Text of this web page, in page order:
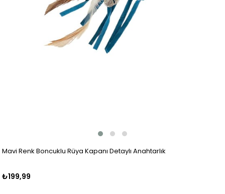
Mavi Renk Boncuklu Rüya Kapanı Detaylı Anahtarlık
₺199,99